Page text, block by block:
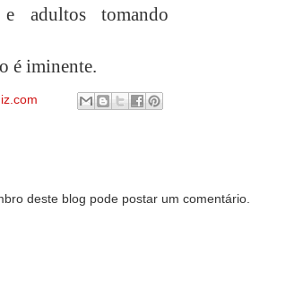
e adultos tomando
é iminente.
deste blog pode postar um comentário.